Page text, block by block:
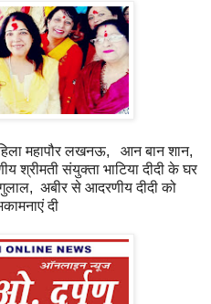
महापौर लखनऊ, आन बान शान,
श्रीमती संयुक्ता भाटिया दीदी के घर
अबीर से आदरणीय दीदी को
दी